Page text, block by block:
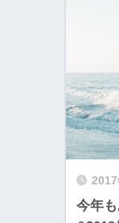
2017
今年